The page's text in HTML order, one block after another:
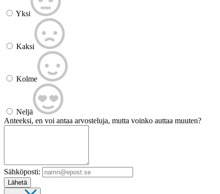
Yksi
Kaksi
Kolme
Neljä
Anteeksi, en voi antaa arvosteluja, mutta voinko auttaa muuten?
Sähköposti:
Lähetä